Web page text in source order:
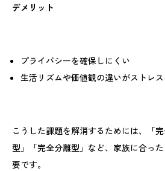
デメリット
プライバシーを確保しにくい
生活リズムや価値観の違いがストレ
こうした課題を解消するためには、「
型」「完全分離型」など、家族に合っ
要です。